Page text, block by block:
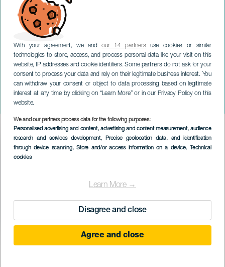
With your agreement, we andour 14 partnersuse cookies or similar
technologies to store, access, and process personal data like your visit on this
website, IP addresses and cookie identifiers. Some partners do not ask for your
consent to process your data and rely on their legitimate business interest. You
can withdraw your consent or object to data processing based on legitimate
interest at any time by clicking on “Learn More” or in our Privacy Policy on this
website.
We and our partners process data for the following purposes:
Personalised advertising and content, advertising and content measurement, audience
research and services development, Precise geolocation data, and identification
through device scanning, Store and/or access information on a device, Technical
cookies
Learn More →
Disagree and close
Agree and close
La Tuerta - Burka
ТЕНЕРИФЕ
Imagen
Listado